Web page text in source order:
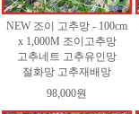
NEW 조이 고추망 - 100cm
x 1,000M 조이고추망
고추네트 고추유인망
절화망 고추재배망
98,000원